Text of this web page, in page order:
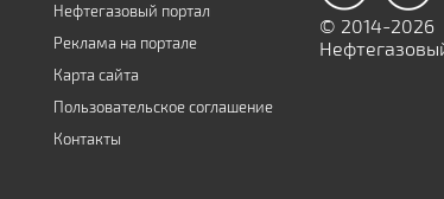
Нефтегазовый портал
Реклама на портале
Карта сайта
Пользовательское соглашение
Контакты
© 2014-2026